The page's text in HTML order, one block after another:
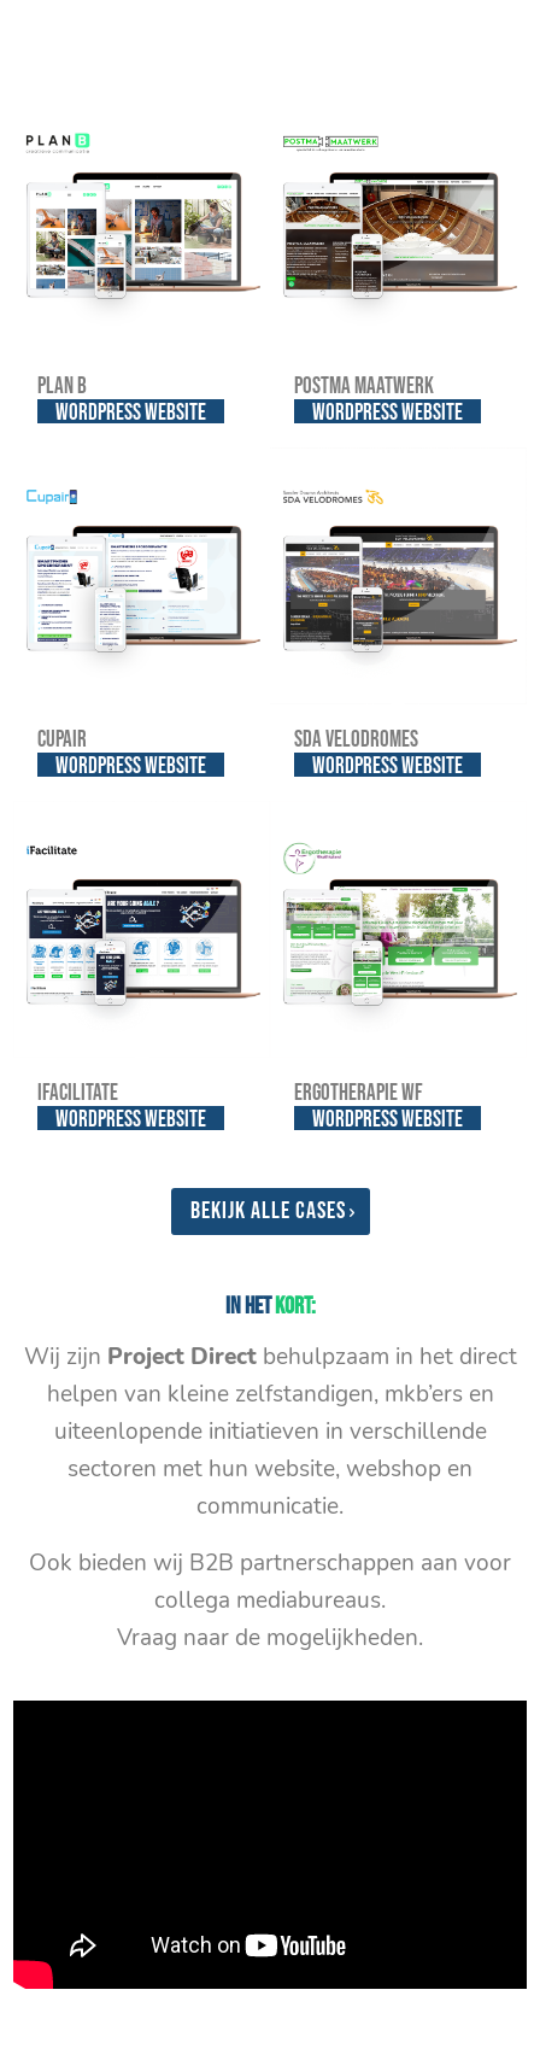
Plan B
WordPress website
Postma Maatwerk
WordPress website
Cupair
WordPress website
SDA Velodromes
WordPress website
iFacilitate
WordPress website
Ergotherapie WF
WordPress website
Bekijk alle cases
In hetkort:
Wij zijn Project Direct behulpzaam in het direct
helpen van kleine zelfstandigen, mkb’ers en
uiteenlopende initiatieven in verschillende
sectoren met hun website, webshop en
communicatie.
Ook bieden wij B2B partnerschappen aan voor
collega mediabureaus.
Vraag naar de mogelijkheden.